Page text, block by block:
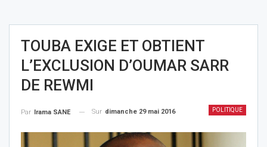
TOUBA EXIGE ET OBTIENT
L’EXCLUSION D’OUMAR SARR
DE REWMI
POLITIQUE
Par Irama SANE Sur dimanche 29 mai 2016